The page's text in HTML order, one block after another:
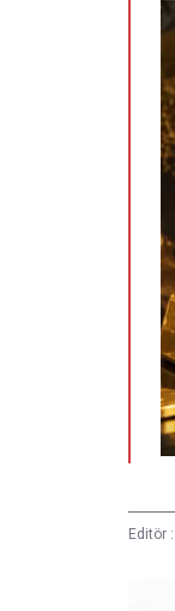
Editör :